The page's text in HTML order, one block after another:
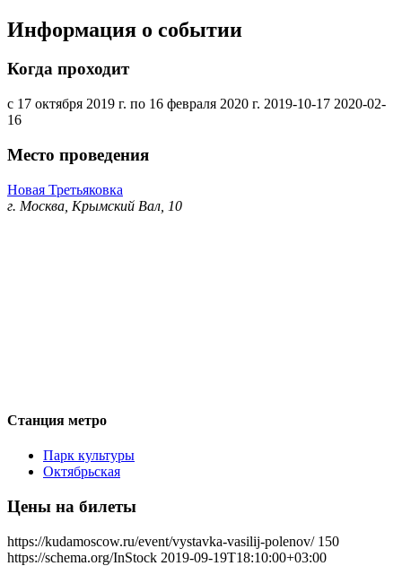
Информация о событии
Когда проходит
с 17 октября 2019 г. по 16 февраля 2020 г. 2019-10-17 2020-02-
16
Место проведения
Новая Третьяковка
г. Москва, Крымский Вал, 10
Станция метро
Парк культуры
Октябрьская
Цены на билеты
https://kudamoscow.ru/event/vystavka-vasilij-polenov/ 150
https://schema.org/InStock 2019-09-19T18:10:00+03:00